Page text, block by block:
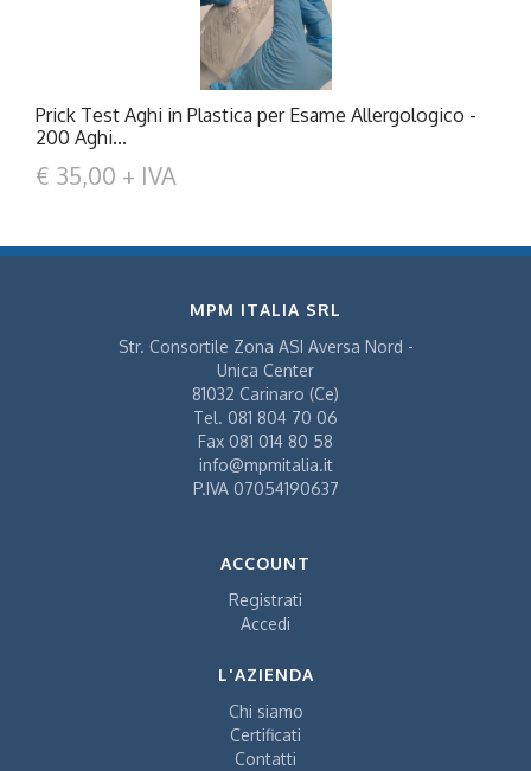
Prick Test Aghi in Plastica per Esame Allergologico -
200 Aghi...
€ 35,00 + IVA
MPM ITALIA SRL
Str. Consortile Zona ASI Aversa Nord -
Unica Center
81032 Carinaro (Ce)
Tel. 081 804 70 06
Fax 081 014 80 58
info@mpmitalia.it
P.IVA 07054190637
ACCOUNT
Registrati
Accedi
L'AZIENDA
Chi siamo
Certificati
Contatti